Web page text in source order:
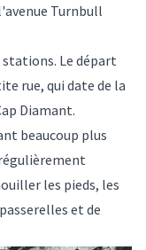
Turnbull
stations. Le départ
rue, qui date de la
Diamant.
beaucoup plus
les pieds, les
et de